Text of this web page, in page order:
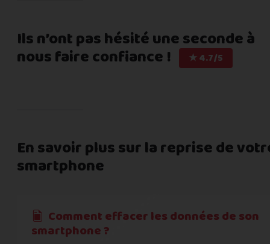
Ils n’ont pas hésité une seconde à
nous faire confiance ! ★ 4.7/5
En savoir plus sur la reprise de
smartphone
Comment effacer les données de son
smartphone ?